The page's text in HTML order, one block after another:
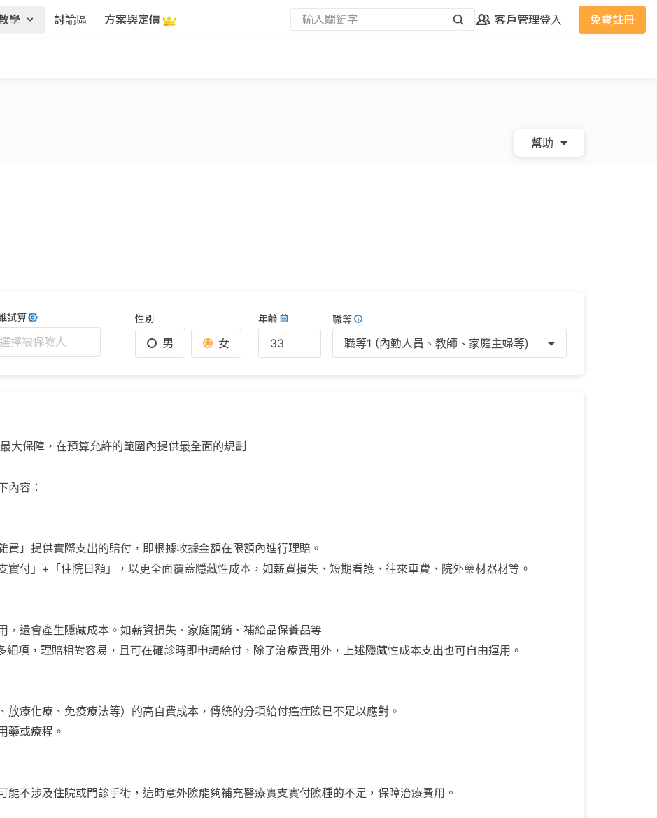
學 討論區 方案與定價 客戶管理登入 免費註冊
幫助
試算
選擇被保險人
性別
男 女
年齡 職等
職等1 (內勤人員、教師、家庭主婦等)
大保障，在預算允許的範圍內提供最全面的規劃
內容：
費」提供實際支出的賠付，即根據收據金額在限額內進行理賠。
實付」+「住院日額」，以更全面覆蓋隱藏性成本，如薪資損失、短期看護、往來車費、院外藥材器材等。
，還會產生隱藏成本。如薪資損失、家庭開銷、補給品保養品等
項，理賠相對容易，且可在確診時即申請給付，除了治療費用外，上述隱藏性成本支出也可自由運用。
放療化療、免疫療法等）的高自費成本，傳統的分項給付癌症險已不足以應對。
藥或療程。
能不涉及住院或門診手術，這時意外險能夠補充醫療實支實付險種的不足，保障治療費用。